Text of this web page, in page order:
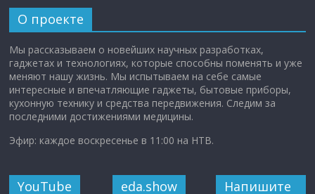
О проекте
Мы рассказываем о новейших научных разработках,
гаджетах и технологиях, которые способны поменять и уже
меняют нашу жизнь. Мы испытываем на себе самые
интересные и впечатляющие гаджеты, бытовые приборы,
кухонную технику и средства передвижения. Следим за
последними достижениями медицины.
Эфир: каждое воскресенье в 11:00 на НТВ.
YouTube eda.show
Напишите